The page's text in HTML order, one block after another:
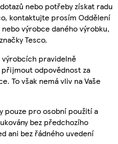
nebo potřeby získat radu
kontaktujte prosím Oddělení
výrobce daného výrobku,
Tesco.
pravidelně
přijmout odpovědnost za
To však nemá vliv na Vaše
pouze pro osobní použití a
bez předchozího
ani bez řádného uvedení